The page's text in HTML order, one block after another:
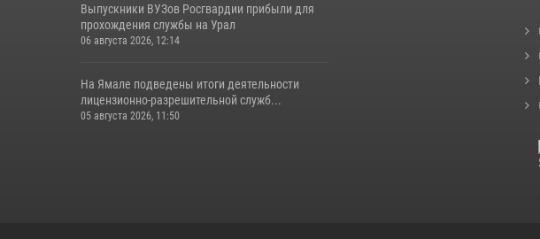
Выпускники ВУЗов Росгвардии прибыли для
прохождения службы на Урал
06 августа 2026, 12:14
На Ямале подведены итоги деятельности
лицензионно-разрешительной служб...
05 августа 2026, 11:50